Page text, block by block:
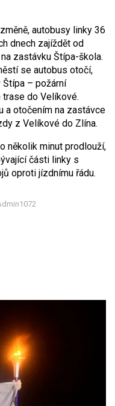
autobusy linky 36
dnech zajíždět od
zastávku Štípa-škola.
se autobus otočí,
– požární
do Velíkové.
a otočením na zastávce
z Velíkové do Zlína.
několik minut prodlouží,
části linky s
oproti jízdnímu řádu.